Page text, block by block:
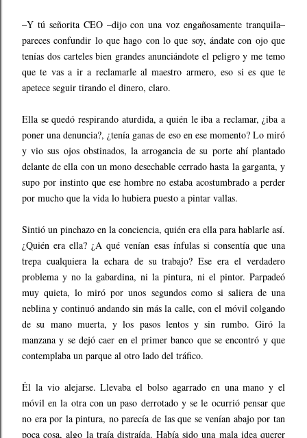
–Y tú señorita CEO –dijo con una voz engañosamente tranquila–
pareces confundir lo que hago con lo que soy, ándate con ojo que
tenías dos carteles bien grandes anunciándote el peligro y me temo
que te vas a ir a reclamarle al maestro armero, eso si es que te
apetece seguir tirando el dinero, claro.
Ella se quedó respirando aturdida, a quién le iba a reclamar, ¿iba a
poner una denuncia?, ¿tenía ganas de eso en ese momento? Lo miró
y vio sus ojos obstinados, la arrogancia de su porte ahí plantado
delante de ella con un mono desechable cerrado hasta la garganta, y
supo por instinto que ese hombre no estaba acostumbrado a perder
por mucho que la vida lo hubiera puesto a pintar vallas.
Sintió un pinchazo en la conciencia, quién era ella para hablarle así.
¿Quién era ella? ¿A qué venían esas ínfulas si consentía que una
trepa cualquiera la echara de su trabajo? Ese era el verdadero
problema y no la gabardina, ni la pintura, ni el pintor. Parpadeó
muy quieta, lo miró por unos segundos como si saliera de una
neblina y continuó andando sin más la calle, con el móvil colgando
de su mano muerta, y los pasos lentos y sin rumbo. Giró la
manzana y se dejó caer en el primer banco que se encontró y que
contemplaba un parque al otro lado del tráfico.
Él la vio alejarse. Llevaba el bolso agarrado en una mano y el
móvil en la otra con un paso derrotado y se le ocurrió pensar que
no era por la pintura, no parecía de las que se venían abajo por tan
poca cosa, algo la traía distraída. Había sido una mala idea querer